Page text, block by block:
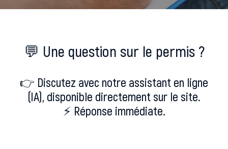
💬 Une question sur le permis ?
👉 Discutez avec notre assistant en ligne
(IA), disponible directement sur le site.
⚡ Réponse immédiate.